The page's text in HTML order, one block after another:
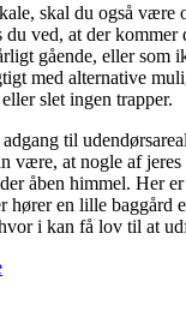
skal du også være
ved, at der kommer
gående, eller som
med alternative
slet ingen trapper.
til
være, at nogle af
åben himmel. Her
hører en lille baggård
i kan få lov til at